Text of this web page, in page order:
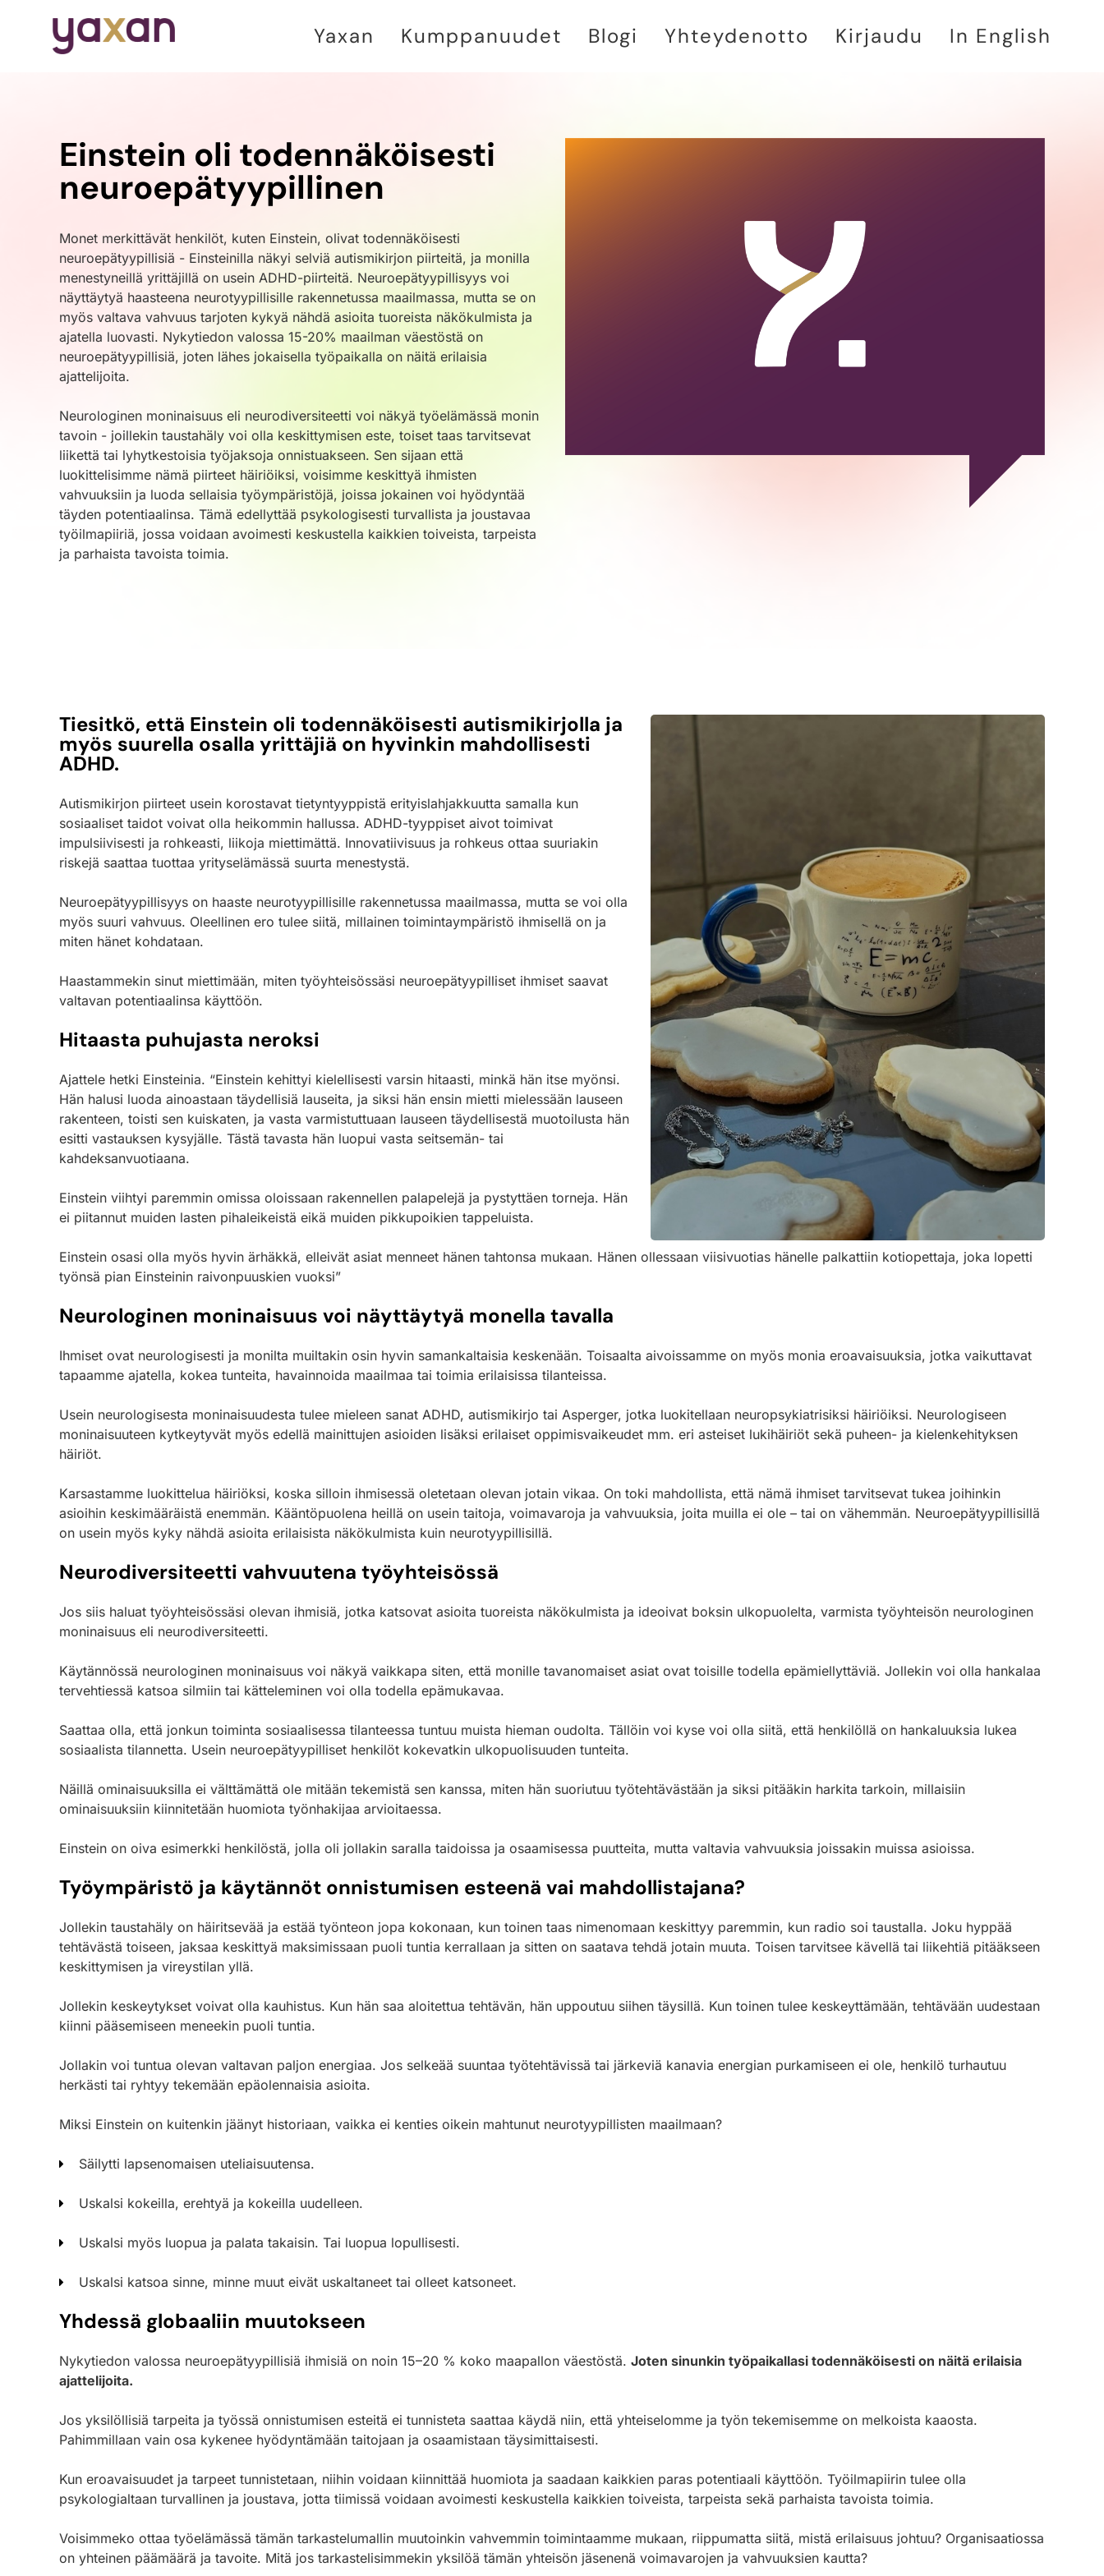
Yaxan Kumppanuudet Blogi Yhteydenotto Kirjaudu In English
Einstein oli todennäköisesti
neuroepätyypillinen
Monet merkittävät henkilöt, kuten Einstein, olivat todennäköisesti
neuroepätyypillisiä - Einsteinilla näkyi selviä autismikirjon piirteitä, ja monilla
menestyneillä yrittäjillä on usein ADHD-piirteitä. Neuroepätyypillisyys voi
näyttäytyä haasteena neurotyypillisille rakennetussa maailmassa, mutta se on
myös valtava vahvuus tarjoten kykyä nähdä asioita tuoreista näkökulmista ja
ajatella luovasti. Nykytiedon valossa 15-20% maailman väestöstä on
neuroepätyypillisiä, joten lähes jokaisella työpaikalla on näitä erilaisia
ajattelijoita.
Neurologinen moninaisuus eli neurodiversiteetti voi näkyä työelämässä monin
tavoin - joillekin taustahäly voi olla keskittymisen este, toiset taas tarvitsevat
liikettä tai lyhytkestoisia työjaksoja onnistuakseen. Sen sijaan että
luokittelisimme nämä piirteet häiriöiksi, voisimme keskittyä ihmisten
vahvuuksiin ja luoda sellaisia työympäristöjä, joissa jokainen voi hyödyntää
täyden potentiaalinsa. Tämä edellyttää psykologisesti turvallista ja joustavaa
työilmapiiriä, jossa voidaan avoimesti keskustella kaikkien toiveista, tarpeista
ja parhaista tavoista toimia.
Tiesitkö, että Einstein oli todennäköisesti autismikirjolla ja
myös suurella osalla yrittäjiä on hyvinkin mahdollisesti
ADHD.
Autismikirjon piirteet usein korostavat tietyntyyppistä erityislahjakkuutta samalla kun
sosiaaliset taidot voivat olla heikommin hallussa. ADHD-tyyppiset aivot toimivat
impulsiivisesti ja rohkeasti, liikoja miettimättä. Innovatiivisuus ja rohkeus ottaa suuriakin
riskejä saattaa tuottaa yrityselämässä suurta menestystä.
Neuroepätyypillisyys on haaste neurotyypillisille rakennetussa maailmassa, mutta se voi olla
myös suuri vahvuus. Oleellinen ero tulee siitä, millainen toimintaympäristö ihmisellä on ja
miten hänet kohdataan.
Haastammekin sinut miettimään, miten työyhteisössäsi neuroepätyypilliset ihmiset saavat
valtavan potentiaalinsa käyttöön.
Hitaasta puhujasta neroksi
Ajattele hetki Einsteinia. “Einstein kehittyi kielellisesti varsin hitaasti, minkä hän itse myönsi.
Hän halusi luoda ainoastaan täydellisiä lauseita, ja siksi hän ensin mietti mielessään lauseen
rakenteen, toisti sen kuiskaten, ja vasta varmistuttuaan lauseen täydellisestä muotoilusta hän
esitti vastauksen kysyjälle. Tästä tavasta hän luopui vasta seitsemän- tai
kahdeksanvuotiaana.
Einstein viihtyi paremmin omissa oloissaan rakennellen palapelejä ja pystyttäen torneja. Hän
ei piitannut muiden lasten pihaleikeistä eikä muiden pikkupoikien tappeluista.
Einstein osasi olla myös hyvin ärhäkkä, elleivät asiat menneet hänen tahtonsa mukaan. Hänen ollessaan viisivuotias hänelle palkattiin kotiopettaja, joka lopetti
työnsä pian Einsteinin raivonpuuskien vuoksi”
Neurologinen moninaisuus voi näyttäytyä monella tavalla
Ihmiset ovat neurologisesti ja monilta muiltakin osin hyvin samankaltaisia keskenään. Toisaalta aivoissamme on myös monia eroavaisuuksia, jotka vaikuttavat
tapaamme ajatella, kokea tunteita, havainnoida maailmaa tai toimia erilaisissa tilanteissa.
Usein neurologisesta moninaisuudesta tulee mieleen sanat ADHD, autismikirjo tai Asperger, jotka luokitellaan neuropsykiatrisiksi häiriöiksi. Neurologiseen
moninaisuuteen kytkeytyvät myös edellä mainittujen asioiden lisäksi erilaiset oppimisvaikeudet mm. eri asteiset lukihäiriöt sekä puheen- ja kielenkehityksen
häiriöt.
Karsastamme luokittelua häiriöksi, koska silloin ihmisessä oletetaan olevan jotain vikaa. On toki mahdollista, että nämä ihmiset tarvitsevat tukea joihinkin
asioihin keskimääräistä enemmän. Kääntöpuolena heillä on usein taitoja, voimavaroja ja vahvuuksia, joita muilla ei ole – tai on vähemmän. Neuroepätyypillisillä
on usein myös kyky nähdä asioita erilaisista näkökulmista kuin neurotyypillisillä.
Neurodiversiteetti vahvuutena työyhteisössä
Jos siis haluat työyhteisössäsi olevan ihmisiä, jotka katsovat asioita tuoreista näkökulmista ja ideoivat boksin ulkopuolelta, varmista työyhteisön neurologinen
moninaisuus eli neurodiversiteetti.
Käytännössä neurologinen moninaisuus voi näkyä vaikkapa siten, että monille tavanomaiset asiat ovat toisille todella epämiellyttäviä. Jollekin voi olla hankalaa
tervehtiessä katsoa silmiin tai kätteleminen voi olla todella epämukavaa.
Saattaa olla, että jonkun toiminta sosiaalisessa tilanteessa tuntuu muista hieman oudolta. Tällöin voi kyse voi olla siitä, että henkilöllä on hankaluuksia lukea
sosiaalista tilannetta. Usein neuroepätyypilliset henkilöt kokevatkin ulkopuolisuuden tunteita.
Näillä ominaisuuksilla ei välttämättä ole mitään tekemistä sen kanssa, miten hän suoriutuu työtehtävästään ja siksi pitääkin harkita tarkoin, millaisiin
ominaisuuksiin kiinnitetään huomiota työnhakijaa arvioitaessa.
Einstein on oiva esimerkki henkilöstä, jolla oli jollakin saralla taidoissa ja osaamisessa puutteita, mutta valtavia vahvuuksia joissakin muissa asioissa.
Työympäristö ja käytännöt onnistumisen esteenä vai mahdollistajana?
Jollekin taustahäly on häiritsevää ja estää työnteon jopa kokonaan, kun toinen taas nimenomaan keskittyy paremmin, kun radio soi taustalla. Joku hyppää
tehtävästä toiseen, jaksaa keskittyä maksimissaan puoli tuntia kerrallaan ja sitten on saatava tehdä jotain muuta. Toisen tarvitsee kävellä tai liikehtiä pitääkseen
keskittymisen ja vireystilan yllä.
Jollekin keskeytykset voivat olla kauhistus. Kun hän saa aloitettua tehtävän, hän uppoutuu siihen täysillä. Kun toinen tulee keskeyttämään, tehtävään uudestaan
kiinni pääsemiseen meneekin puoli tuntia.
Jollakin voi tuntua olevan valtavan paljon energiaa. Jos selkeää suuntaa työtehtävissä tai järkeviä kanavia energian purkamiseen ei ole, henkilö turhautuu
herkästi tai ryhtyy tekemään epäolennaisia asioita.
Miksi Einstein on kuitenkin jäänyt historiaan, vaikka ei kenties oikein mahtunut neurotyypillisten maailmaan?
Säilytti lapsenomaisen uteliaisuutensa.
Uskalsi kokeilla, erehtyä ja kokeilla uudelleen.
Uskalsi myös luopua ja palata takaisin. Tai luopua lopullisesti.
Uskalsi katsoa sinne, minne muut eivät uskaltaneet tai olleet katsoneet.
Yhdessä globaaliin muutokseen
Nykytiedon valossa neuroepätyypillisiä ihmisiä on noin 15–20 % koko maapallon väestöstä. Joten sinunkin työpaikallasi todennäköisesti on näitä erilaisia
ajattelijoita.
Jos yksilöllisiä tarpeita ja työssä onnistumisen esteitä ei tunnisteta saattaa käydä niin, että yhteiselomme ja työn tekemisemme on melkoista kaaosta.
Pahimmillaan vain osa kykenee hyödyntämään taitojaan ja osaamistaan täysimittaisesti.
Kun eroavaisuudet ja tarpeet tunnistetaan, niihin voidaan kiinnittää huomiota ja saadaan kaikkien paras potentiaali käyttöön. Työilmapiirin tulee olla
psykologialtaan turvallinen ja joustava, jotta tiimissä voidaan avoimesti keskustella kaikkien toiveista, tarpeista sekä parhaista tavoista toimia.
Voisimmeko ottaa työelämässä tämän tarkastelumallin muutoinkin vahvemmin toimintaamme mukaan, riippumatta siitä, mistä erilaisuus johtuu? Organisaatiossa
on yhteinen päämäärä ja tavoite. Mitä jos tarkastelisimmekin yksilöä tämän yhteisön jäsenenä voimavarojen ja vahvuuksien kautta?